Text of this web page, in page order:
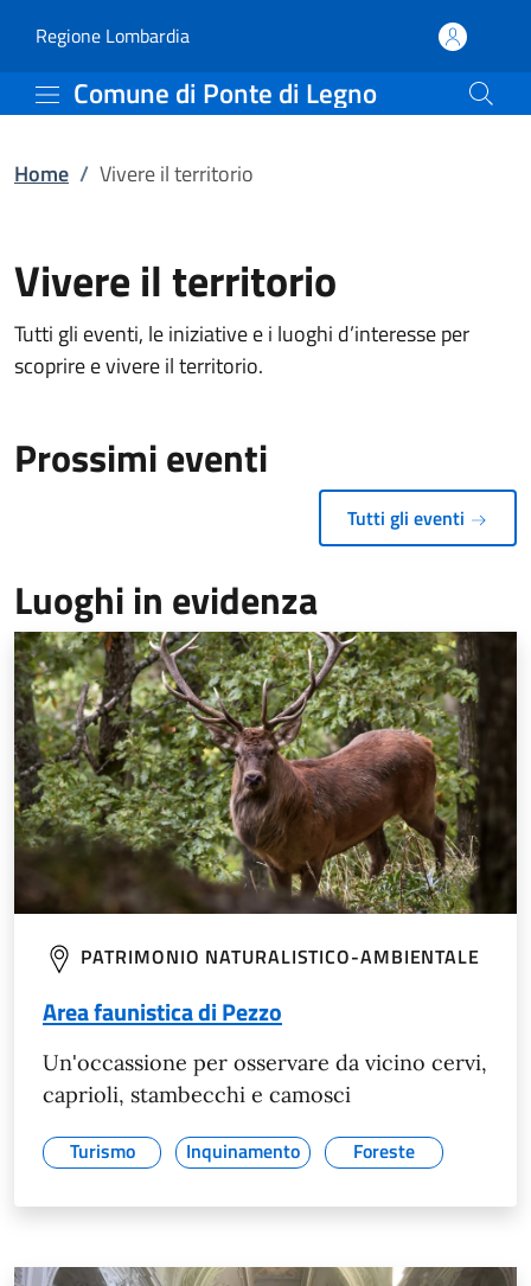
Vivere il territorio |
Regione Lombardia(apre in un'altra scheda).
Comune di Ponte di Legno
Home / Vivere il territorio
Vivere il territorio
Tutti gli eventi, le iniziative e i luoghi d’interesse per
scoprire e vivere il territorio.
Prossimi eventi
Tutti gli eventi
Luoghi in evidenza
PATRIMONIO NATURALISTICO-AMBIENTALE
Area faunistica di Pezzo
Un'occassione per osservare da vicino cervi,
caprioli, stambecchi e camosci
Turismo Inquinamento Foreste